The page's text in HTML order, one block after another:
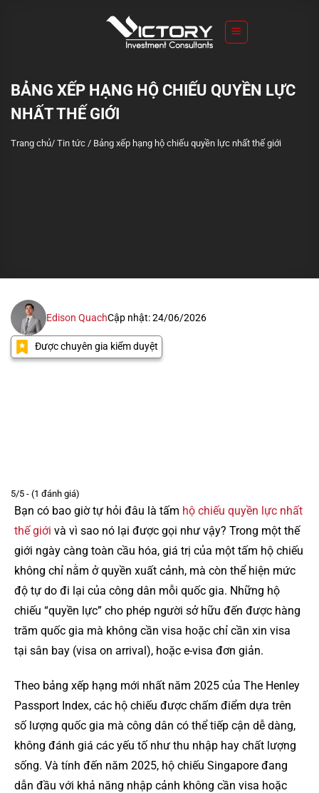
BẢNG XẾP HẠNG HỘ CHIẾU QUYỀN LỰC
NHẤT THẾ GIỚI
Trang chủ/ Tin tức / Bảng xếp hạng hộ chiếu quyền lực nhất thế giới
Edison QuachCập nhật: 24/06/2026
Được chuyên gia kiểm duyệt
5/5 - (1 đánh giá)
Bạn có bao giờ tự hỏi đâu là tấm hộ chiếu quyền lực nhất
thế giới và vì sao nó lại được gọi như vậy? Trong một thế
giới ngày càng toàn cầu hóa, giá trị của một tấm hộ chiếu
không chỉ nằm ở quyền xuất cảnh, mà còn thể hiện mức
độ tự do đi lại của công dân mỗi quốc gia. Những hộ
chiếu “quyền lực” cho phép người sở hữu đến được hàng
trăm quốc gia mà không cần visa hoặc chỉ cần xin visa
tại sân bay (visa on arrival), hoặc e-visa đơn giản.
Theo bảng xếp hạng mới nhất năm 2025 của The Henley
Passport Index, các hộ chiếu được chấm điểm dựa trên
số lượng quốc gia mà công dân có thể tiếp cận dễ dàng,
không đánh giá các yếu tố như thu nhập hay chất lượng
sống. Và tính đến năm 2025, hộ chiếu Singapore đang
dẫn đầu với khả năng nhập cảnh không cần visa hoặc